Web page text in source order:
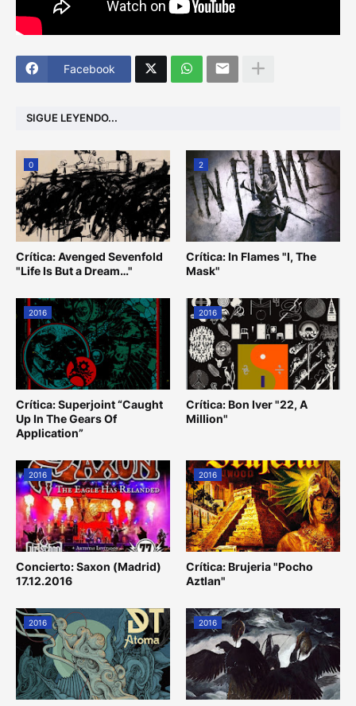
Facebook
SIGUE LEYENDO...
0
Crítica: Avenged Sevenfold
"Life Is But a Dream…"
2
Crítica: In Flames "I, The
Mask"
2016
Crítica: Superjoint “Caught
Up In The Gears Of
Application”
2016
Crítica: Bon Iver "22, A
Million"
2016
Concierto: Saxon (Madrid)
17.12.2016
2016
Crítica: Brujeria "Pocho
Aztlan"
2016 2016